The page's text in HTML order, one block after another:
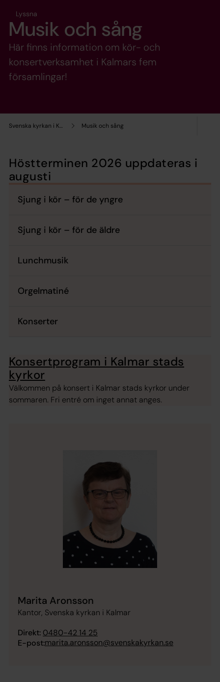
Svenska kyrkan i Kalmar Musik och sång
Lyssna
Musik och sång
Här finns information om kör- och
konsertverksamhet i Kalmars fem
församlingar!
Höstterminen 2026 uppdateras i
augusti
Sjung i kör – för de yngre
Sjung i kör – för de äldre
Lunchmusik
Orgelmatiné
Konserter
Konsertprogram i Kalmar stads
kyrkor
Välkommen på konsert i Kalmar stads kyrkor under
sommaren. Fri entré om inget annat anges.
Marita Aronsson
Kantor, Svenska kyrkan i Kalmar
Direkt: 0480-42 14 25
E-post:marita.aronsson@svenskakyrkan.se